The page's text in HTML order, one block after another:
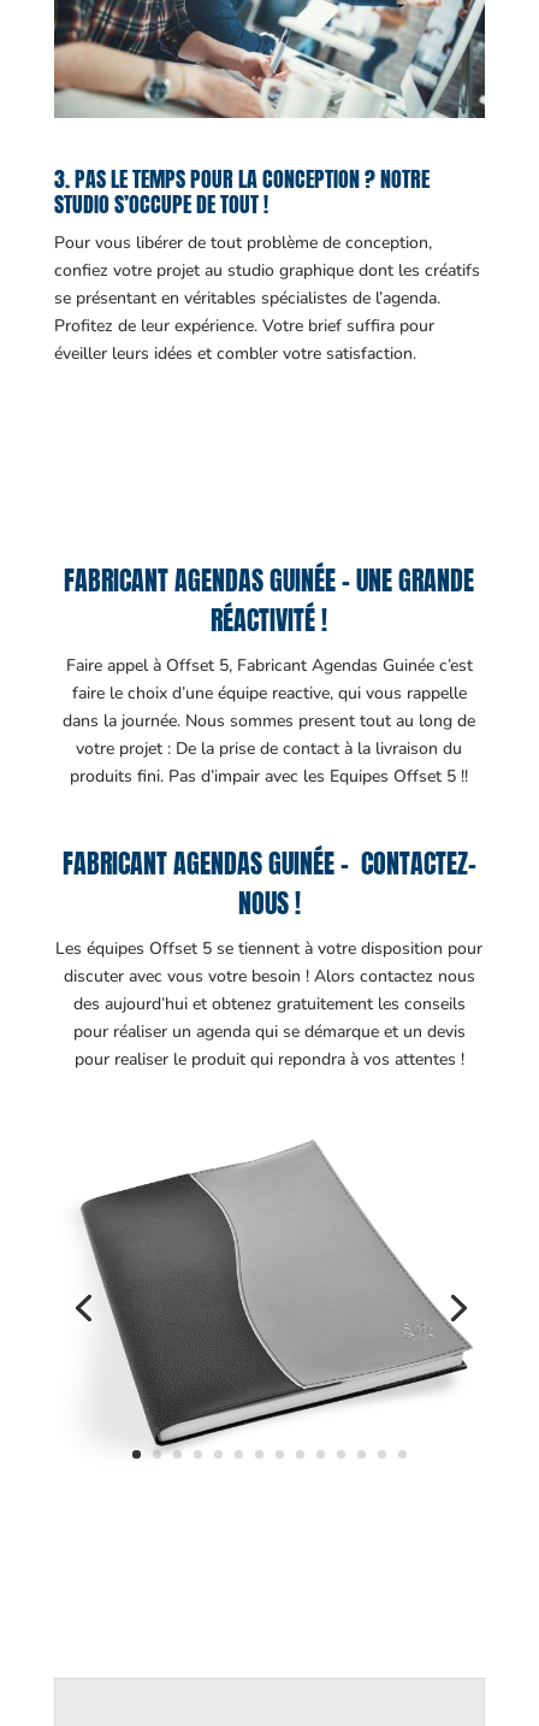
3. PAS LE TEMPS POUR LA CONCEPTION ? NOTRE
STUDIO S’OCCUPE DE TOUT !
Pour vous libérer de tout problème de conception,
confiez votre projet au studio graphique dont les créatifs
se présentant en véritables spécialistes de l’agenda.
Profitez de leur expérience. Votre brief suffira pour
éveiller leurs idées et combler votre satisfaction.
FABRICANT AGENDAS GUINÉE – UNE GRANDE
RÉACTIVITÉ !
Faire appel à Offset 5, Fabricant Agendas Guinée c’est
faire le choix d’une équipe reactive, qui vous rappelle
dans la journée. Nous sommes present tout au long de
votre projet : De la prise de contact à la livraison du
produits fini. Pas d’impair avec les Equipes Offset 5 !!
FABRICANT AGENDAS GUINÉE – CONTACTEZ-
NOUS !
Les équipes Offset 5 se tiennent à votre disposition pour
discuter avec vous votre besoin ! Alors contactez nous
des aujourd’hui et obtenez gratuitement les conseils
pour réaliser un agenda qui se démarque et un devis
pour realiser le produit qui repondra à vos attentes !